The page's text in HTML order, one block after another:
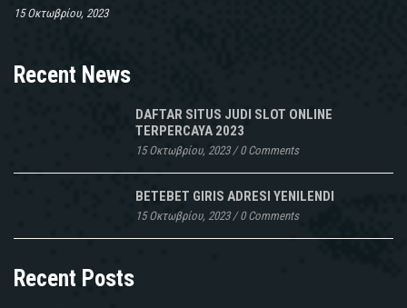
15 Οκτωβρίου, 2023
Recent News
DAFTAR SITUS JUDI SLOT ONLINE
TERPERCAYA 2023
15 Οκτωβρίου, 2023/0 Comments
BETEBET GIRIS ADRESI YENILENDI
15 Οκτωβρίου, 2023/0 Comments
Recent Posts